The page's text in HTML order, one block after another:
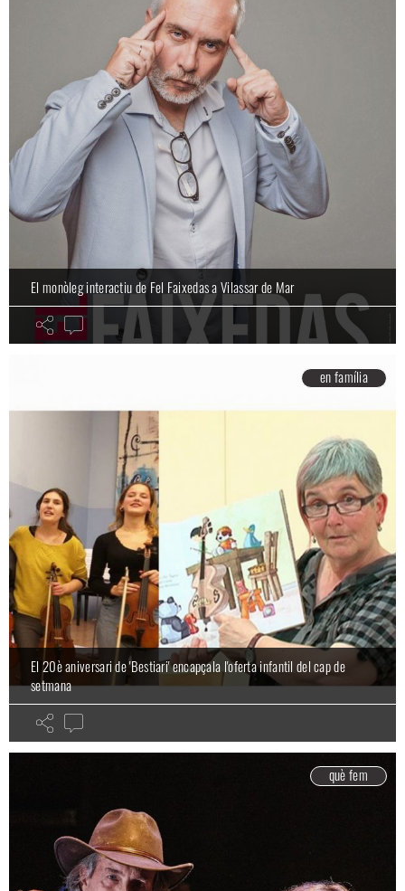
El monòleg interactiu de Fel Faixedas a Vilassar de Mar
en família
El 20è aniversari de 'Bestiari' encapçala l'oferta infantil del cap de
setmana
què fem